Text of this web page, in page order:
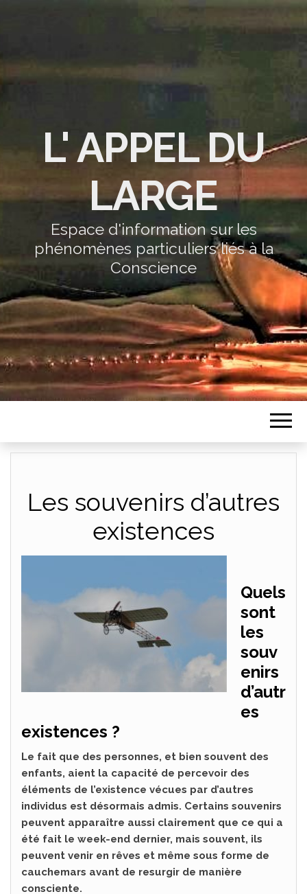
L' APPEL DU
LARGE
Espace d'information sur les
phénomènes particuliers liés à la
Conscience
Les souvenirs d’autres
existences
Quels
sont
les
souv
enirs
d’autr
es
existences ?
Le fait que des personnes, et bien souvent des
enfants, aient la capacité de percevoir des
éléments de l’existence vécues par d’autres
individus est désormais admis. Certains souvenirs
peuvent apparaître aussi clairement que ce qui a
été fait le week-end dernier, mais souvent, ils
peuvent venir en rêves et même sous forme de
cauchemars avant de resurgir de manière
consciente.